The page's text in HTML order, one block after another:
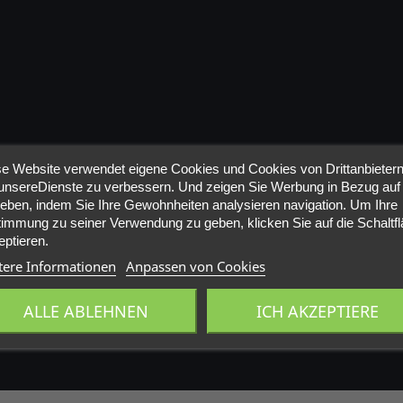
Website verwendet eigene Cookies und Cookies von
zu verbessern. Und zeigen Sie Werbung in Bezug auf
indem Sie Ihre Gewohnheiten analysieren navigation. Um Ihre
zu seiner Verwendung zu geben, klicken Sie auf die
Informationen Anpassen von Cookies
ALLE ABLEHNEN ICH AKZEPTIERE